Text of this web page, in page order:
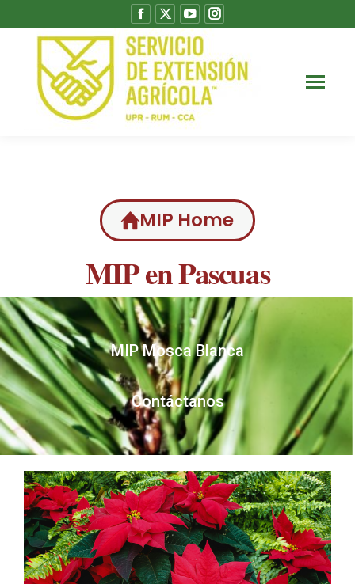
MIP Home
MIP en Pascuas
MIP Mosca Blanca
Contáctanos